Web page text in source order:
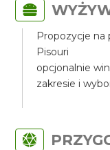
Propozycje na
Pisouri
opcjonalnie
zakresie i